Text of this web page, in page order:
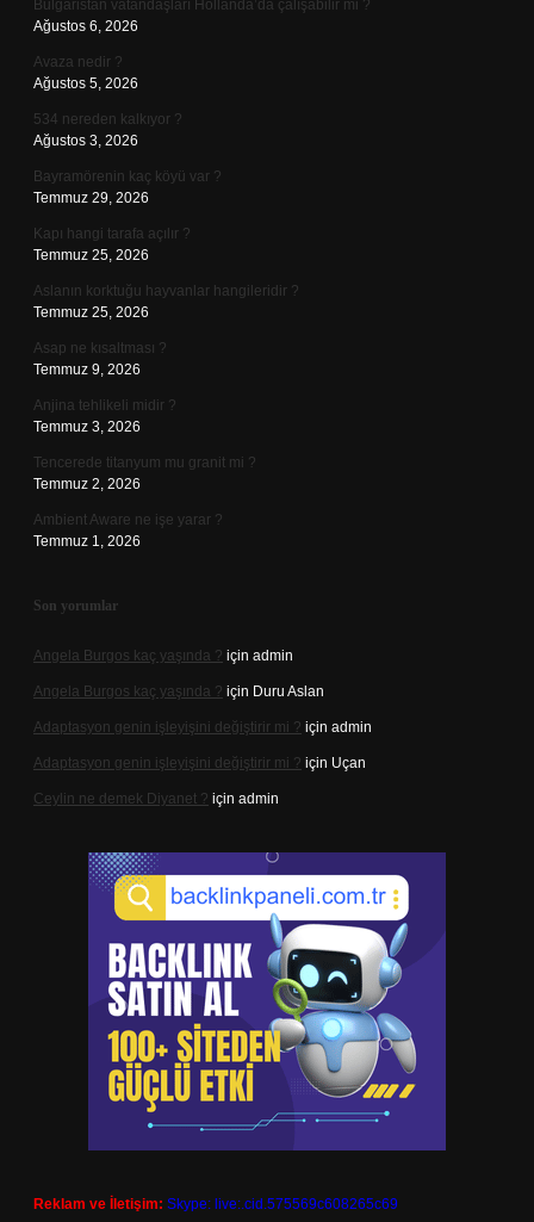
Bulgaristan vatandaşları Hollanda’da çalışabilir mi ?
Ağustos 6, 2026
Avaza nedir ?
Ağustos 5, 2026
534 nereden kalkıyor ?
Ağustos 3, 2026
Bayramörenin kaç köyü var ?
Temmuz 29, 2026
Kapı hangi tarafa açılır ?
Temmuz 25, 2026
Aslanın korktuğu hayvanlar hangileridir ?
Temmuz 25, 2026
Asap ne kısaltması ?
Temmuz 9, 2026
Anjina tehlikeli midir ?
Temmuz 3, 2026
Tencerede titanyum mu granit mi ?
Temmuz 2, 2026
Ambient Aware ne işe yarar ?
Temmuz 1, 2026
Son yorumlar
Angela Burgos kaç yaşında ? için admin
Angela Burgos kaç yaşında ? için Duru Aslan
Adaptasyon genin işleyişini değiştirir mi ? için admin
Adaptasyon genin işleyişini değiştirir mi ? için Uçan
Ceylin ne demek Diyanet ? için admin
Reklam ve İletişim: Skype: live:.cid.575569c608265c69